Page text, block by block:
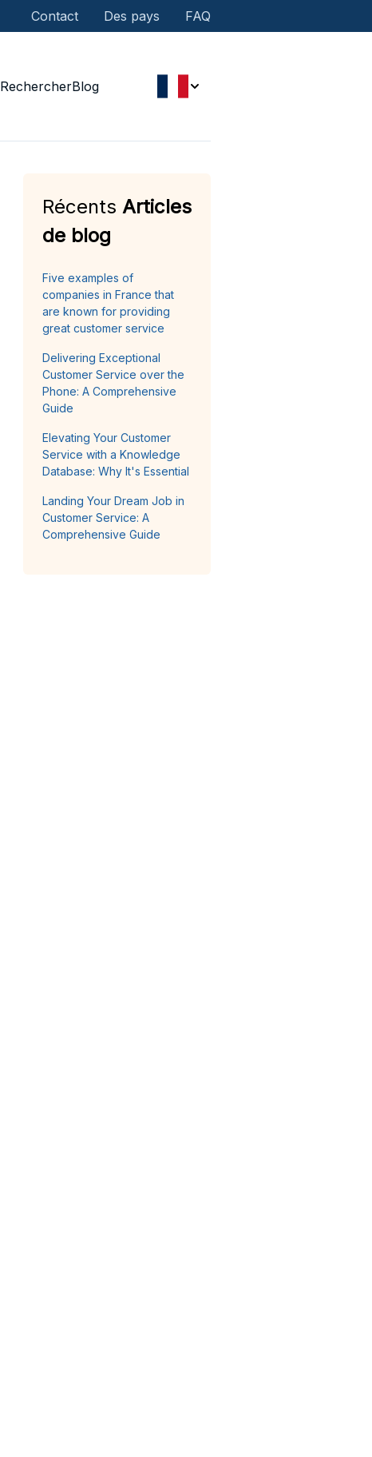
Contact Des pays FAQ
RechercherBlog
RécentsArticles
de blog
Five examples of
companies in France that
are known for providing
great customer service
Delivering Exceptional
Customer Service over the
Phone: A Comprehensive
Guide
Elevating Your Customer
Service with a Knowledge
Database: Why It's Essential
Landing Your Dream Job in
Customer Service: A
Comprehensive Guide